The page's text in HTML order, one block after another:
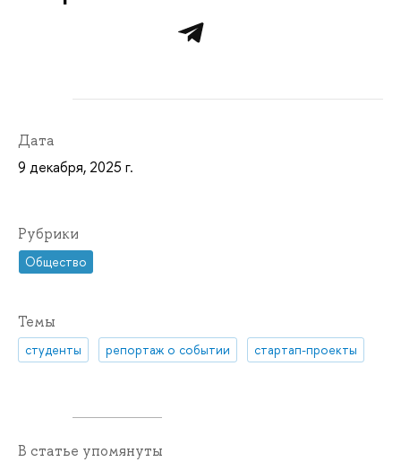
Дата
9 декабря, 2025 г.
Рубрики
Общество
Темы
студенты репортаж о событии стартап-проекты
В статье упомянуты